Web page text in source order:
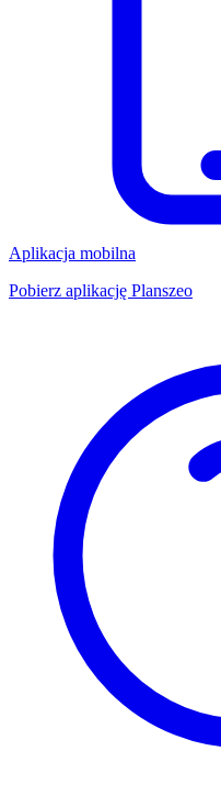
Aplikacja mobilna
Pobierz aplikację Planszeo